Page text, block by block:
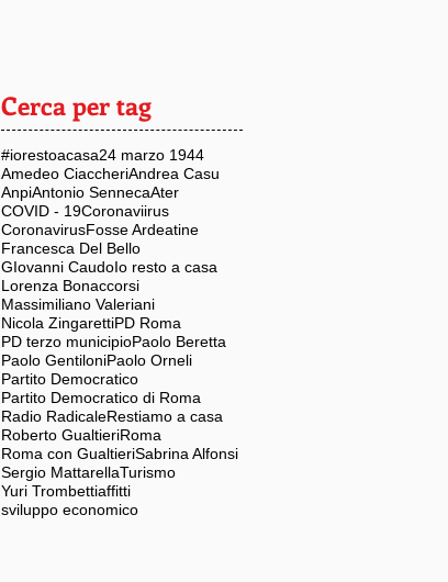
Cerca per tag
#iorestoacasa24 marzo 1944
Amedeo CiaccheriAndrea Casu
AnpiAntonio SennecaAter
COVID - 19Coronaviirus
CoronavirusFosse Ardeatine
Francesca Del Bello
GIovanni CaudoIo resto a casa
Lorenza Bonaccorsi
Massimiliano Valeriani
Nicola ZingarettiPD Roma
PD terzo municipioPaolo Beretta
Paolo GentiloniPaolo Orneli
Partito Democratico
Partito Democratico di Roma
Radio RadicaleRestiamo a casa
Roberto GualtieriRoma
Roma con GualtieriSabrina Alfonsi
Sergio MattarellaTurismo
Yuri Trombettiaffitti
sviluppo economico